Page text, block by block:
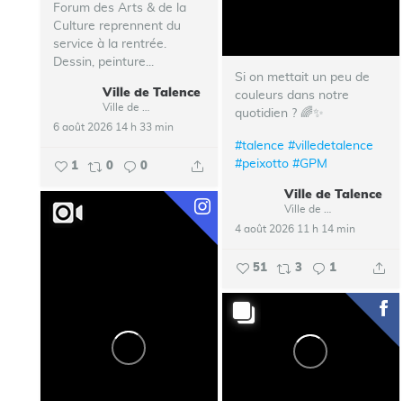
Forum des Arts & de la
Culture reprennent du
service à la rentrée.
Dessin, peinture...
Ville de Talence
6 août 2026 14 h 33 min
1 0 0
Si on mettait un peu de
couleurs dans notre
quotidien ? 🌈✨
#talence #villedetalence
#peixotto #GPM
Ville de Talence
4 août 2026 11 h 14 min
51 3 1